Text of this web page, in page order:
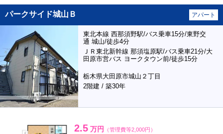
パークサイド城山Ｂ アパート
東北本線 西那須野駅/バス乗車15分/東野交
通 城山/徒歩4分
ＪＲ東北新幹線 那須塩原駅/バス乗車21分/大
田原市営バス ヨークタウン前/徒歩15分
栃木県大田原市城山２丁目
2階建 / 築30年
2.5 万円 （管理費等2,000円）